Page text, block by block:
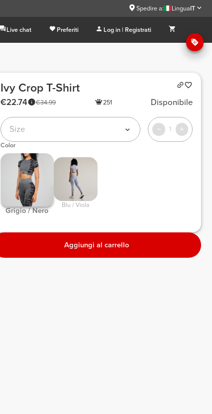
Spedire a: LinguaIT
Live chat Preferiti Log in | Registrati
Ivy Crop T-Shirt
€34.99
€22.74 251 Disponibile
Size 1
Color
Grigio / Nero
Blu / Viola
Aggiungi al carrello